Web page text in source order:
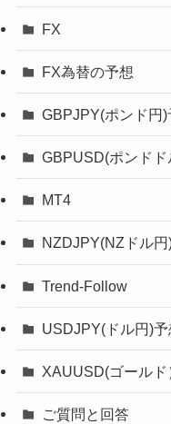
FX
FX為替の予想
GBPJPY(ポンド円)
GBPUSD(ポンドド
MT4
NZDJPY(NZドル円
Trend-Follow
USDJPY(ドル円)予
XAUUSD(ゴールド
ご質問と回答